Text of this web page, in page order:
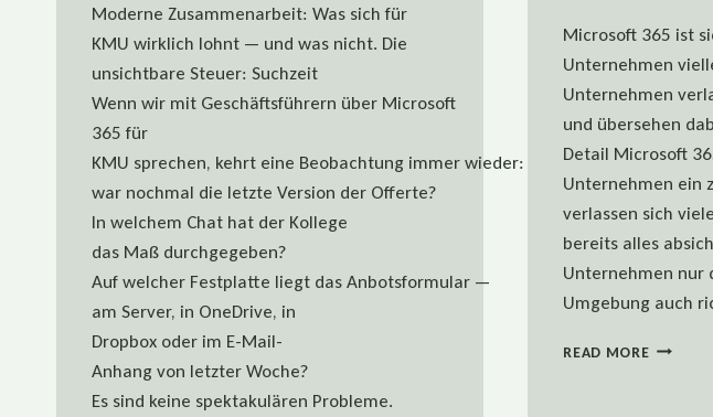
Moderne Zusammenarbeit: Was sich für
KMU wirklich lohnt — und was nicht. Die
unsichtbare Steuer: Suchzeit
Wenn wir mit Geschäftsführern über Microsoft
365 für
KMU sprechen, kehrt eine Beobachtung immer wieder: Suchen kostet mehr
war nochmal die letzte Version der Offerte?
In welchem Chat hat der Kollege
das Maß durchgegeben?
Auf welcher Festplatte liegt das Anbotsformular —
am Server, in OneDrive, in
Dropbox oder im E-Mail-
Anhang von letzter Woche?
Es sind keine spektakulären Probleme.
Microsoft 365 ist
Unternehmen
Unternehmen
und übersehen
Detail Microsoft
Unternehmen ein
verlassen sich
bereits alles
Unternehmen nur
Umgebung auch
READ MORE